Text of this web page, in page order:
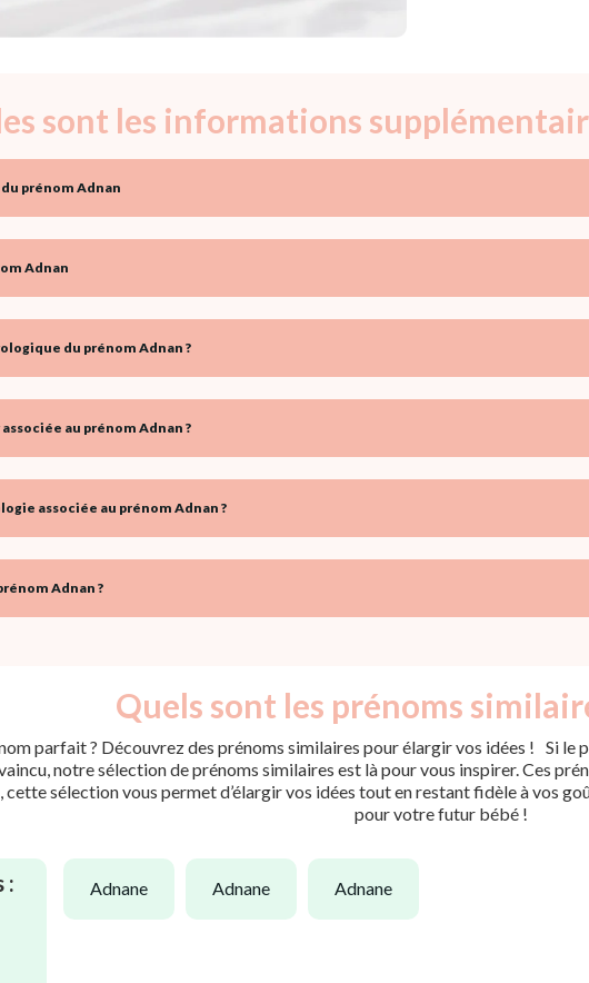
sont les informations
prénom Adnan
Adnan
du prénom Adnan ?
au prénom Adnan ?
associée au prénom Adnan ?
Adnan ?
Quels sont les prénoms
parfait ? Découvrez des prénoms similaires pour élargir vos idées ! Si le
notre sélection de prénoms similaires est là pour vous inspirer. Ces
cette sélection vous permet d’élargir vos idées tout en restant fidèle à vos
pour votre futur bébé !
: adnane adnane adnane